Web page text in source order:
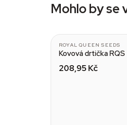
Mohlo by se
ROYAL QUEEN SEEDS
Kovová drtička RQS
208,95 Kč